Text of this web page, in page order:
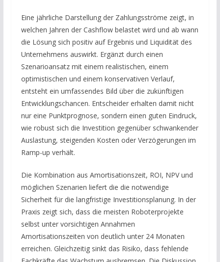
Eine jährliche Darstellung der Zahlungsströme zeigt, in
welchen Jahren der Cashflow belastet wird und ab wann
die Lösung sich positiv auf Ergebnis und Liquidität des
Unternehmens auswirkt. Ergänzt durch einen
Szenarioansatz mit einem realistischen, einem
optimistischen und einem konservativen Verlauf,
entsteht ein umfassendes Bild über die zukünftigen
Entwicklungschancen. Entscheider erhalten damit nicht
nur eine Punktprognose, sondern einen guten Eindruck,
wie robust sich die Investition gegenüber schwankender
Auslastung, steigenden Kosten oder Verzögerungen im
Ramp-up verhält.
Die Kombination aus Amortisationszeit, ROI, NPV und
möglichen Szenarien liefert die die notwendige
Sicherheit für die langfristige Investitionsplanung. In der
Praxis zeigt sich, dass die meisten Roboterprojekte
selbst unter vorsichtigen Annahmen
Amortisationszeiten von deutlich unter 24 Monaten
erreichen. Gleichzeitig sinkt das Risiko, dass fehlende